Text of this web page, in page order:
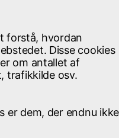
forstå, hvordan
Disse cookies
om antallet af
trafikkilde osv.
er dem, der endnu ikke